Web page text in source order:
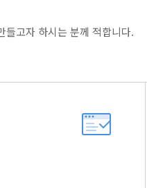
들고자 하시는 분께 적합니다.